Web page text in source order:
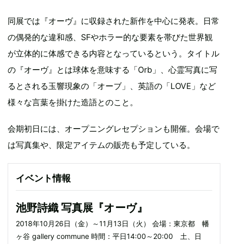
同展では『オーヴ』に収録された新作を中心に発表。日常
の偶発的な違和感、SFやホラー的な要素を帯びた世界観
が立体的に体感できる内容となっているという。タイトル
の『オーヴ』とは球体を意味する「Orb」、心霊写真に写
るとされる玉響現象の「オーブ」、英語の「LOVE」など
様々な言葉を掛けた造語とのこと。
会期初日には、オープニングレセプションも開催。会場で
は写真集や、限定アイテムの販売も予定している。
イベント情報
池野詩織 写真展『オーヴ』
2018年10月26日（金）～11月13日（火） 会場：東京都 幡
ヶ谷 gallery commune 時間：平日14:00～20:00 土、日